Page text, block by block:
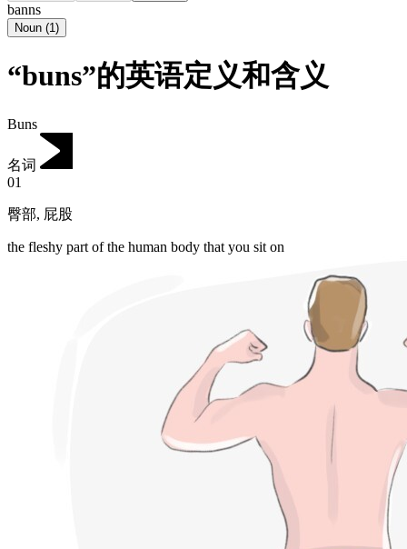
banns
Noun (1)
“buns”的英语定义和含义
Buns
名词
01
臀部, 屁股
the fleshy part of the human body that you sit on